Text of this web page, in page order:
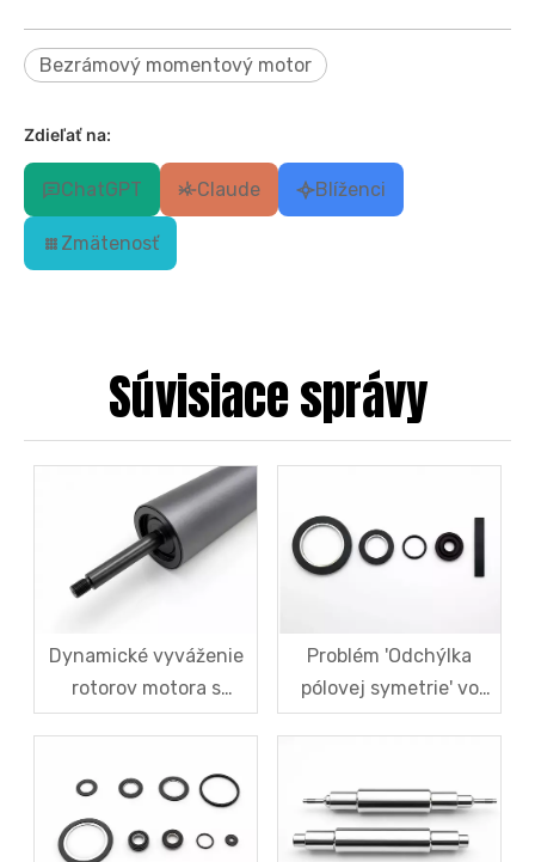
Bezrámový momentový motor
Zdieľať na:
ChatGPT Claude Blíženci
Zmätenosť
Súvisiace správy
Dynamické vyváženie
rotorov motora s
magnetickou
analýza noriem G1.0 a
G2.5 a testovacích
procesov
Problém 'Odchýlka
pólovej symetrie' vo
viacpólových
krúžkoch a riešeniach
systematickej nápravy